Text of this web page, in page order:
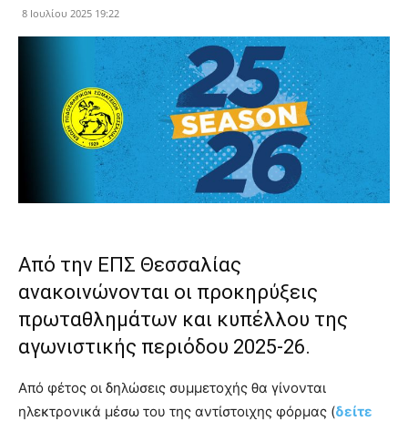
8 Ιουλίου 2025 19:22
Από την ΕΠΣ Θεσσαλίας
ανακοινώνονται οι προκηρύξεις
πρωταθλημάτων και κυπέλλου της
αγωνιστικής περιόδου 2025-26.
Από φέτος οι δηλώσεις συμμετοχής θα γίνονται
ηλεκτρονικά μέσω του της αντίστοιχης φόρμας (δείτε